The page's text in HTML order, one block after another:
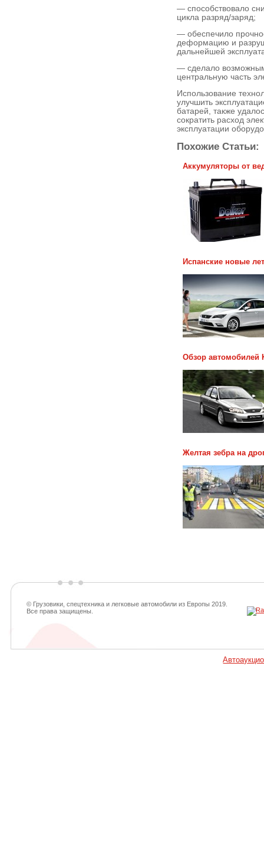
— способствовало
цикла разряд/заряд;
— обеспечило
деформацию и
дальнейшей
— сделало возможным
центральную часть
Использование
улучшить
батарей, также
сократить расход
эксплуатации
Похожие Статьи:
Аккумуляторы от
Испанские новые
Обзор автомобилей
Желтая зебра на
© Грузовики, спецтехника и легковые автомобили из Европы 2019.
Все права защищены.